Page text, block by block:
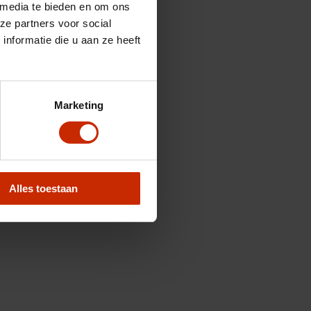
te bieden en om ons
partners voor social
die u aan ze heeft
Marketing
Alles toestaan